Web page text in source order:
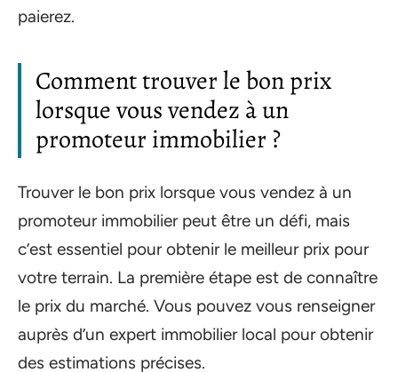
paierez.
Comment trouver le bon prix
lorsque vous vendez à un
promoteur immobilier ?
Trouver le bon prix lorsque vous vendez à un
promoteur immobilier peut être un défi, mais
c’est essentiel pour obtenir le meilleur prix pour
votre terrain. La première étape est de connaître
le prix du marché. Vous pouvez vous renseigner
auprès d’un expert immobilier local pour obtenir
des estimations précises.